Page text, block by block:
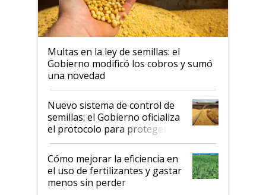
Multas en la ley de semillas: el
Gobierno modificó los cobros y sumó
una novedad
Nuevo sistema de control de
semillas: el Gobierno oficializa
el protocolo para proteger la
propiedad intelectual
Cómo mejorar la eficiencia en
el uso de fertilizantes y gastar
menos sin perder